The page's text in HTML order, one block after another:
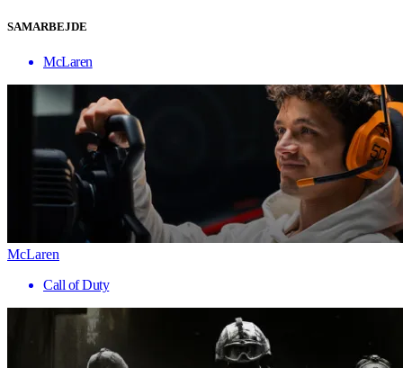
SAMARBEJDE
McLaren
McLaren
Call of Duty